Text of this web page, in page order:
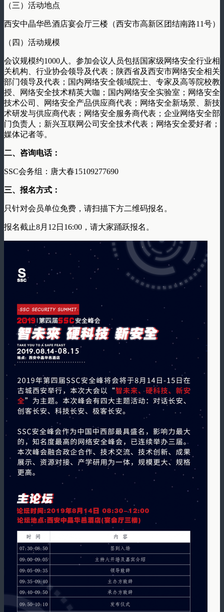
（三）活动地点
西安中晶华邑酒店宴会厅三楼（西安市高新区团结南路11号）
（四）活动规模
会议规模约1000人。参加会议人员包括国家级网络安全行业相
关机构、行业协会领导及代表；陕西省及西安市网络安全相关
部门领导及代表；国内网络安全领域院士、专家及高等院校教
授、网络安全技术精英大咖；国内网络安全实验室；网络安全
技术公司、网络安全产品供应商代表；网络安全新场景、新技
术研发与供应商代表；网络安全服务商代表；企业网络安全部
门负责人；新兴互联网公司安全技术代表；网络安全爱好者；
媒体记者等。
二、咨询电话：
SSC会务组：唐大春15109277690
三、报名方式：
只针对会员单位免费，请扫描下方二维码报名。
报名截止8月12日16:00，请大家踊跃报名。